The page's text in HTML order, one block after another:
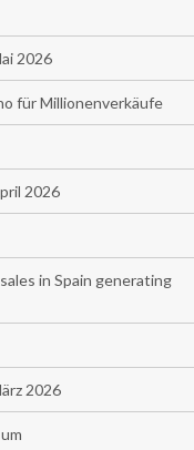
2026
für Millionenverkäufe
2026
in Spain generating
2026